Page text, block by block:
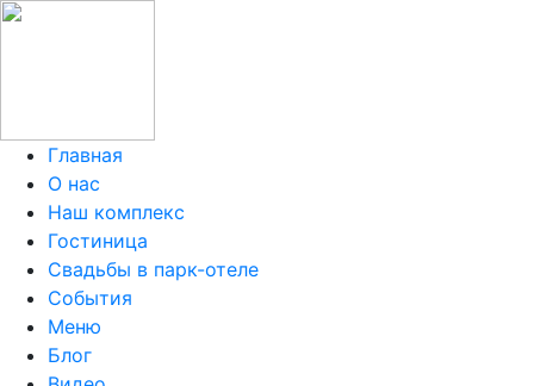
Главная
О нас
Наш комплекс
Гостиница
Свадьбы в парк-отеле
События
Меню
Блог